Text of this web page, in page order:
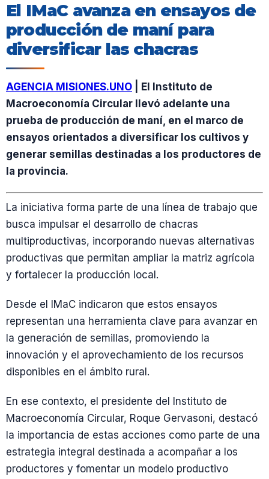
El IMaC avanza en ensayos de
producción de maní para
diversificar las chacras
AGENCIA MISIONES.UNO | El Instituto de
Macroeconomía Circular llevó adelante una
prueba de producción de maní, en el marco de
ensayos orientados a diversificar los cultivos y
generar semillas destinadas a los productores de
la provincia.
La iniciativa forma parte de una línea de trabajo que
busca impulsar el desarrollo de chacras
multiproductivas, incorporando nuevas alternativas
productivas que permitan ampliar la matriz agrícola
y fortalecer la producción local.
Desde el IMaC indicaron que estos ensayos
representan una herramienta clave para avanzar en
la generación de semillas, promoviendo la
innovación y el aprovechamiento de los recursos
disponibles en el ámbito rural.
En ese contexto, el presidente del Instituto de
Macroeconomía Circular, Roque Gervasoni, destacó
la importancia de estas acciones como parte de una
estrategia integral destinada a acompañar a los
productores y fomentar un modelo productivo